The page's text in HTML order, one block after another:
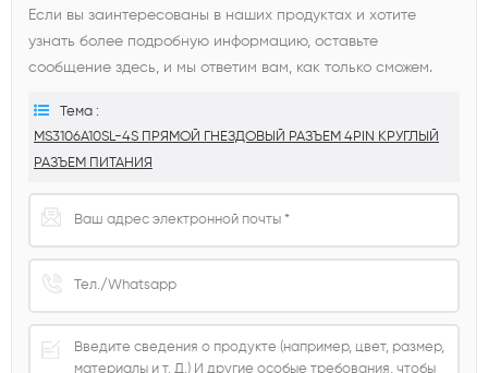
Если вы заинтересованы в наших продуктах и ​​хотите
узнать более подробную информацию, оставьте
сообщение здесь, и мы ответим вам, как только сможем.
Тема :
MS3106A10SL-4S ПРЯМОЙ ГНЕЗДОВЫЙ РАЗЪЕМ 4PIN КРУГЛЫЙ
РАЗЪЕМ ПИТАНИЯ